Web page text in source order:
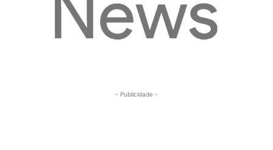
- Publicidade -